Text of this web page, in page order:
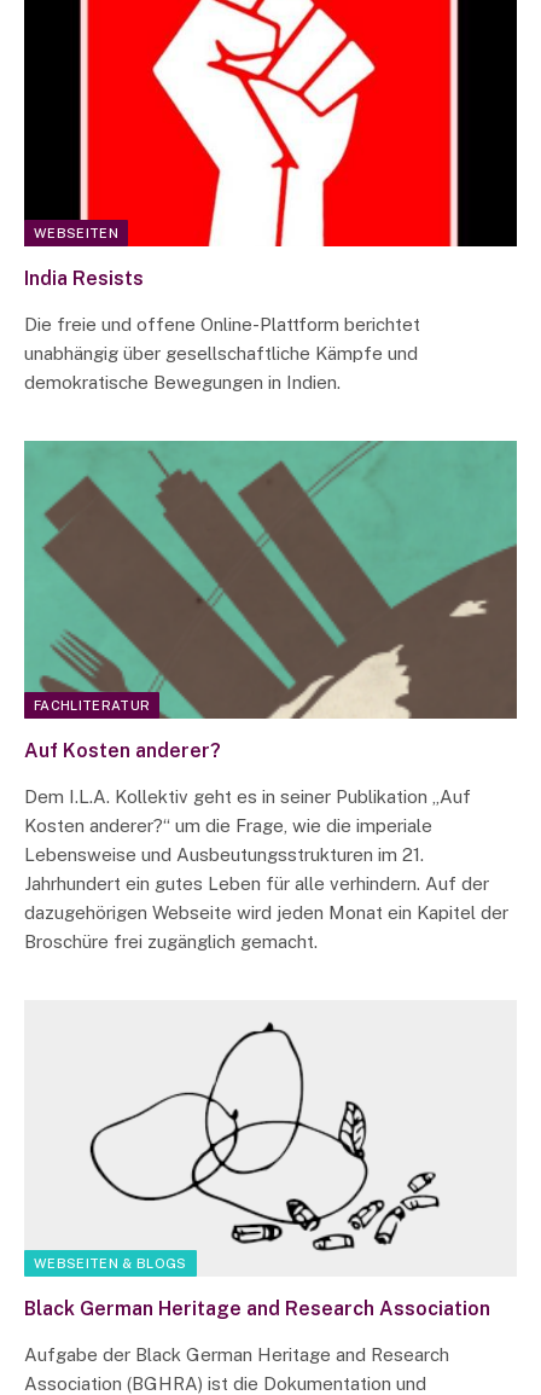
WEBSEITEN
India Resists
Die freie und offene Online-Plattform berichtet
unabhängig über gesellschaftliche Kämpfe und
demokratische Bewegungen in Indien.
FACHLITERATUR
Auf Kosten anderer?
Dem I.L.A. Kollektiv geht es in seiner Publikation „Auf
Kosten anderer?“ um die Frage, wie die imperiale
Lebensweise und Ausbeutungsstrukturen im 21.
Jahrhundert ein gutes Leben für alle verhindern. Auf der
dazugehörigen Webseite wird jeden Monat ein Kapitel der
Broschüre frei zugänglich gemacht.
WEBSEITEN & BLOGS
Black German Heritage and Research Association
Aufgabe der Black German Heritage and Research
Association (BGHRA) ist die Dokumentation und